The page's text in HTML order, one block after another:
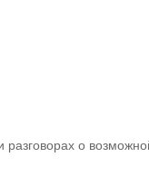
о